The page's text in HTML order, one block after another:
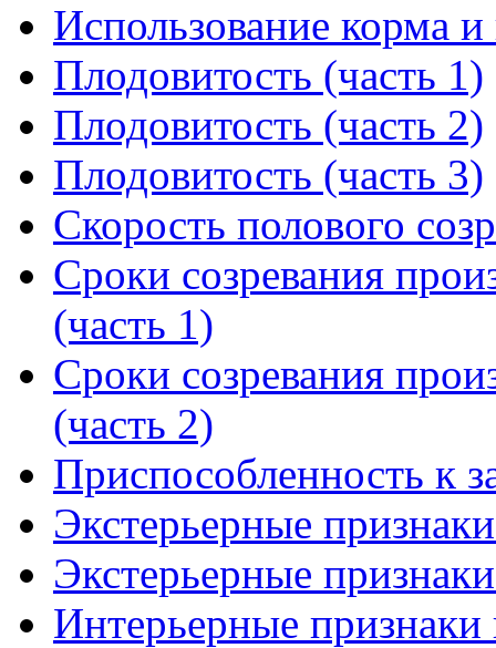
Использование корма
Плодовитость (часть 1)
Плодовитость (часть 2)
Плодовитость (часть 3)
Скорость полового
Сроки созревания
(часть 1)
Сроки созревания
(часть 2)
Приспособленность к
Экстерьерные
Экстерьерные
Интерьерные признаки